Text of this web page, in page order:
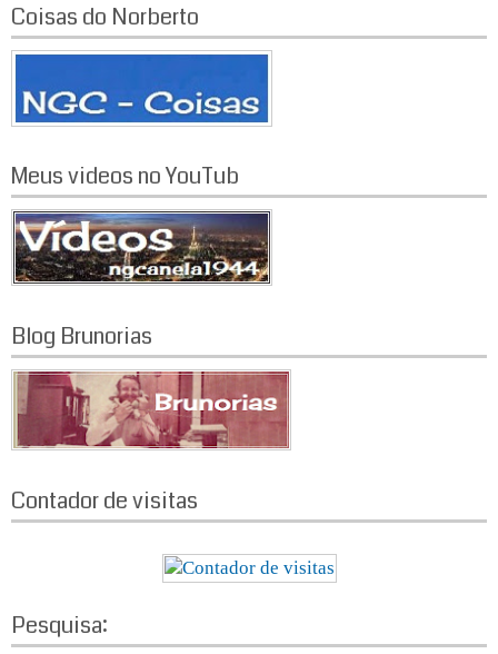
Coisas do Norberto
Meus videos no YouTub
Blog Brunorias
Contador de visitas
Pesquisa: